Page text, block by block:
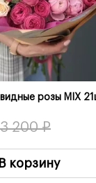
розы MIX
200 ₽
В корзину